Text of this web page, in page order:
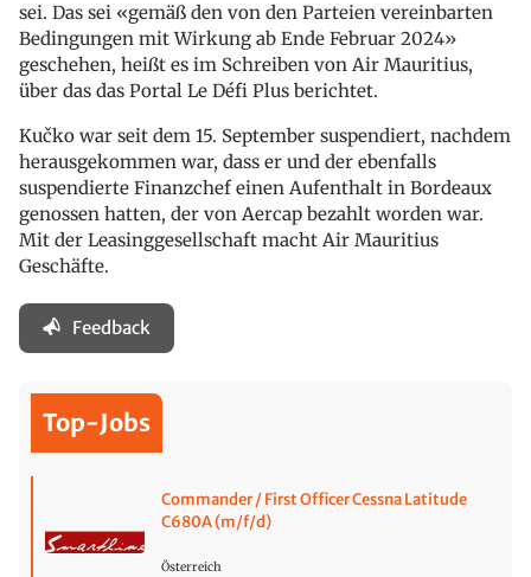
sei. Das sei «gemäß den von den Parteien vereinbarten
Bedingungen mit Wirkung ab Ende Februar 2024»
geschehen, heißt es im Schreiben von Air Mauritius,
über das das Portal Le Défi Plus berichtet.
Kučko war seit dem 15. September suspendiert, nachdem
herausgekommen war, dass er und der ebenfalls
suspendierte Finanzchef einen Aufenthalt in Bordeaux
genossen hatten, der von Aercap bezahlt worden war.
Mit der Leasinggesellschaft macht Air Mauritius
Geschäfte.
Feedback
Top-Jobs
Commander / First Officer Cessna Latitude
C680A (m/f/d)
Österreich